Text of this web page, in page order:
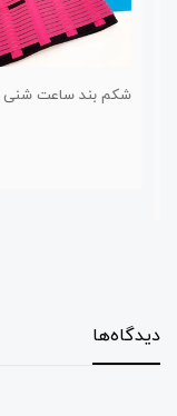
شکم بند ساعت شنی Lets fit
دیدگاه‌ها